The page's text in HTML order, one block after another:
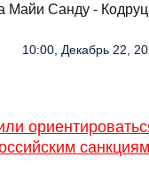
Майи Санду -
10:00, Декабрь 22,
санкциям